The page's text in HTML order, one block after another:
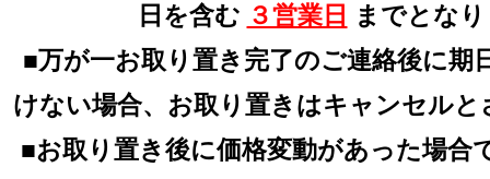
日を含む ３営業日 までとな
■万が一お取り置き完了のご連絡後に期
けない場合、お取り置きはキャンセル
■お取り置き後に価格変動があった場合